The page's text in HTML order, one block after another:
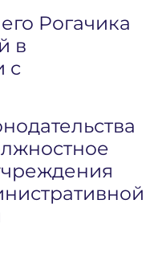
Рогачика
в
с